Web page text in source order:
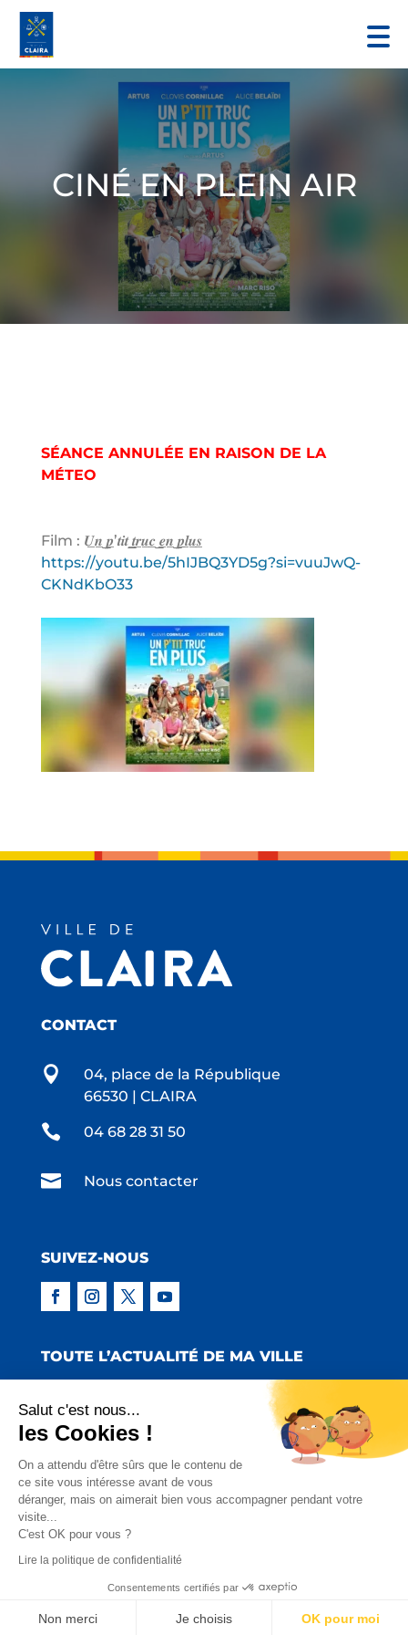
CINÉ EN PLEIN AIR
SÉANCE ANNULÉE EN RAISON DE LA
MÉTEO
Film : 𝑼̲𝒏̲ ̲𝒑̲’𝒕𝒊𝒕 ̲𝒕̲𝒓̲𝒖̲𝒄̲ ̲𝒆̲𝒏̲ ̲𝒑̲𝒍̲𝒖̲𝒔̲
https://youtu.be/5hIJBQ3YD5g?si=vuuJwQ-
CKNdKbO33
CONTACT

04, place de la République
66530 | CLAIRA
 04 68 28 31 50
 Nous contacter
SUIVEZ-NOUS
TOUTE L’ACTUALITÉ DE MA VILLE
Copyright © 2022 Mairie de Claira | Réalisation
:Emmaluc Communication
Mentions Légales
Charte Facebook
Salut c'est nous...
les Cookies !
On a attendu d'être sûrs que le contenu de
ce site vous intéresse avant de vous
déranger, mais on aimerait bien vous accompagner pendant votre
visite...
C'est OK pour vous ?
Lire la politique de confidentialité
Consentements certifiés par
Non merci Je choisis OK pour moi